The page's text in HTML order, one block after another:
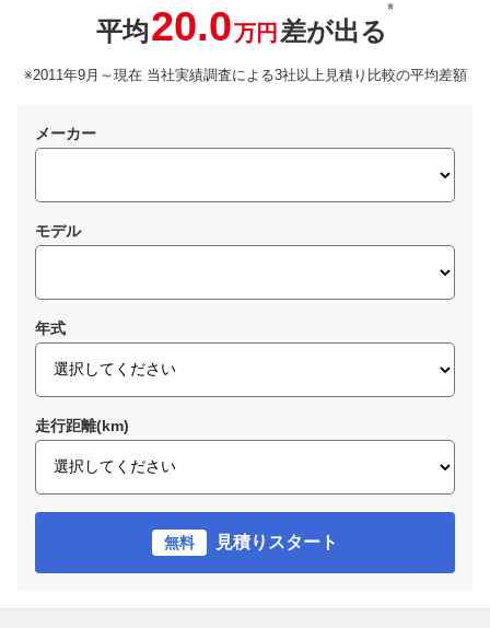
平均20.0万円 差が出る
※
※2011年9月～現在 当社実績調査による3社以上見積り比較の平均差額
メーカー
モデル
年式
走行距離(km)
無料 見積りスタート